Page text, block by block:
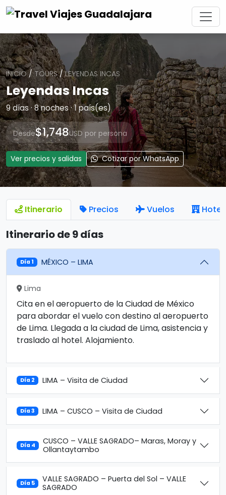
INICIO/TOURS/LEYENDAS INCAS
Leyendas Incas
9 días · 8 noches · 1 país(es)
Desde$1,748USD por persona
Ver precios y salidas Cotizar por WhatsApp
Itinerario Precios Vuelos
Itinerario de 9 días
Día 1 MÉXICO – LIMA
Lima
Cita en el aeropuerto de la Ciudad de México
para abordar el vuelo con destino al aeropuerto
de Lima. Llegada a la ciudad de Lima, asistencia y
traslado al hotel. Alojamiento.
Día 2 LIMA – Visita de Ciudad
Día 3 LIMA – CUSCO – Visita de Ciudad
Día 4
CUSCO – VALLE SAGRADO– Maras, Moray y
Ollantaytambo
Día 5
VALLE SAGRADO – Puerta del Sol – VALLE
SAGRADO